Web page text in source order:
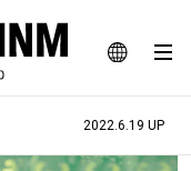
JA
EN
SNAP
タイルWEBマガジン
2022.6.19 UP